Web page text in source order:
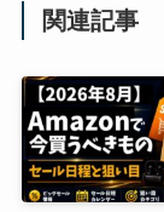
関連記事